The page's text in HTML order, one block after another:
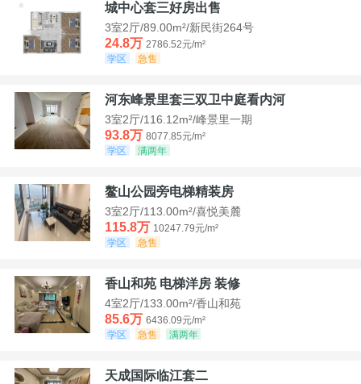
城中心套三好房出售
3室2厅/89.00m²/新民街264号
24.8万 2786.52元/m²
学区
急售
河东峰景里套三双卫中庭看内河
3室2厅/116.12m²/峰景里一期
93.8万 8077.85元/m²
学区
满两年
鳌山公园旁电梯精装房
3室2厅/113.00m²/喜悦美麓
115.8万 10247.79元/m²
学区
急售
香山和苑 电梯洋房 装修
4室2厅/133.00m²/香山和苑
85.6万 6436.09元/m²
学区
急售 满两年
天成国际临江套二